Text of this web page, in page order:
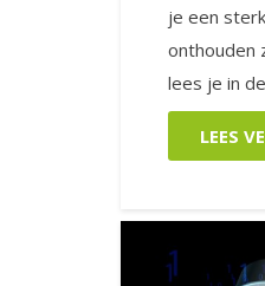
je een
onthouden
lees je in
LEES